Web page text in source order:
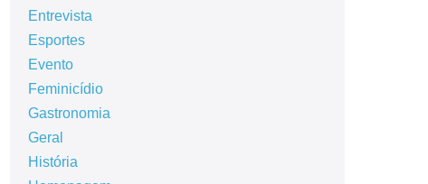
Entrevista
Esportes
Evento
Feminicídio
Gastronomia
Geral
História